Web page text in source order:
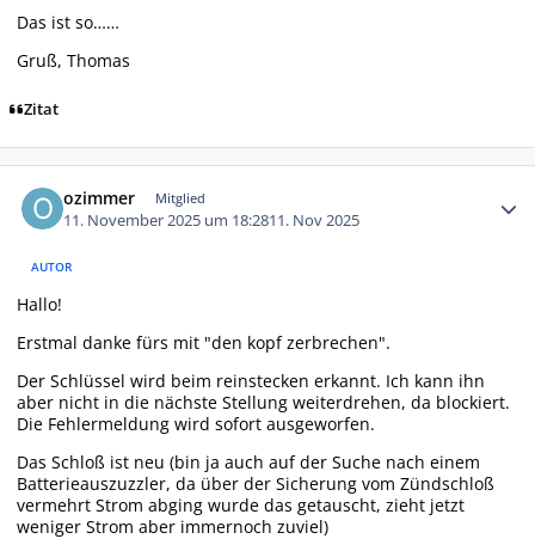
Das ist so……
Gruß, Thomas
Zitat
ozimmer Mitglied
11. November 2025 um 18:2811. Nov 2025
AUTOR
Hallo!
Erstmal danke fürs mit "den kopf zerbrechen".
Der Schlüssel wird beim reinstecken erkannt. Ich kann ihn
aber nicht in die nächste Stellung weiterdrehen, da blockiert.
Die Fehlermeldung wird sofort ausgeworfen.
Das Schloß ist neu (bin ja auch auf der Suche nach einem
Batterieauszuzzler, da über der Sicherung vom Zündschloß
vermehrt Strom abging wurde das getauscht, zieht jetzt
weniger Strom aber immernoch zuviel)